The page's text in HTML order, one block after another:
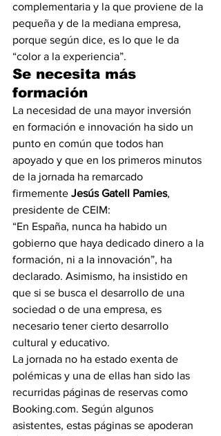
complementaria y la que proviene de la
pequeña y de la mediana empresa,
porque según dice, es lo que le da
“color a la experiencia”.
Se necesita más
formación
La necesidad de una mayor inversión
en formación e innovación ha sido un
punto en común que todos han
apoyado y que en los primeros minutos
de la jornada ha remarcado
firmemente Jesús Gatell Pamies,
presidente de CEIM:
“En España, nunca ha habido un
gobierno que haya dedicado dinero a la
formación, ni a la innovación”, ha
declarado. Asimismo, ha insistido en
que si se busca el desarrollo de una
sociedad o de una empresa, es
necesario tener cierto desarrollo
cultural y educativo.
La jornada no ha estado exenta de
polémicas y una de ellas han sido las
recurridas páginas de reservas como
Booking.com. Según algunos
asistentes, estas páginas se apoderan